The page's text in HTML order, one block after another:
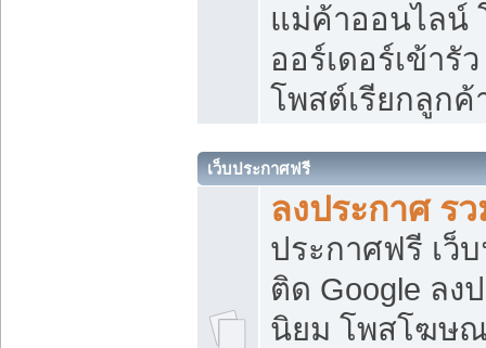
แม่ค้าออนไลน์
ออร์เดอร์เข้ารั
โพสต์เรียกลูกค้
เว็บประกาศฟรี
ลงประกาศ ร
ประกาศฟรี เว็
ติด Google ลง
นิยม โพสโฆษ